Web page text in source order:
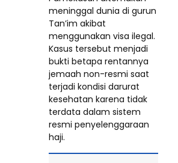
meninggal dunia di gurun
Tan’im akibat
menggunakan visa ilegal.
Kasus tersebut menjadi
bukti betapa rentannya
jemaah non-resmi saat
terjadi kondisi darurat
kesehatan karena tidak
terdata dalam sistem
resmi penyelenggaraan
haji.